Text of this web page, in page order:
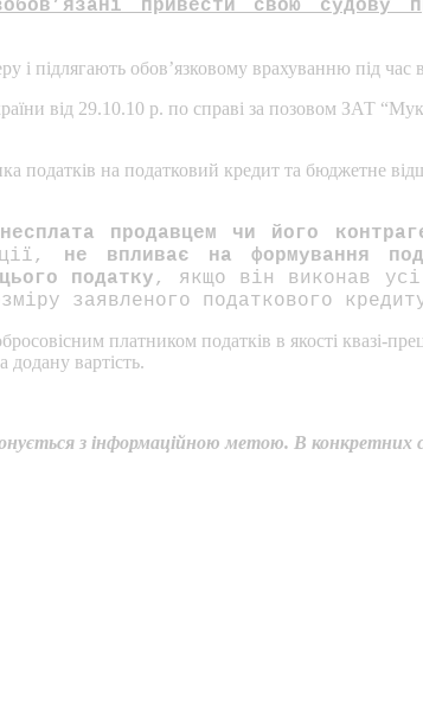
привести свою судову
підлягають обов’язковому врахуванню під
від 29.10.10 р. по справі за позовом ЗАТ
податків на податковий кредит та бюджетне
несплата продавцем чи його
не впливає на формування
податку, якщо він виконав усі
заявленого податкового
платником податків в якості квазі-
вартість.
з інформаційною метою. В конкретних